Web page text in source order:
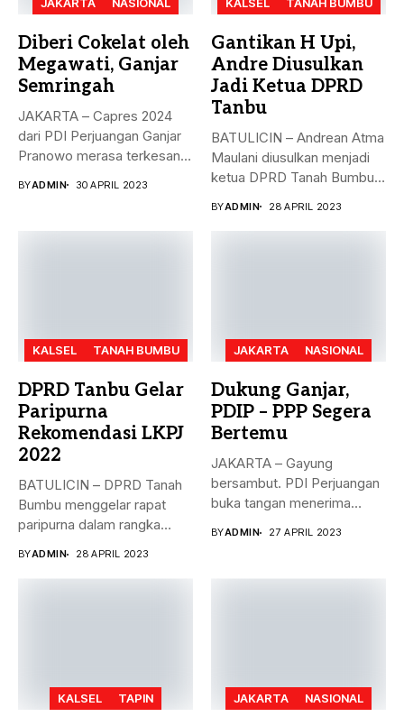
Diberi Cokelat oleh
Megawati, Ganjar
Semringah
JAKARTA – Capres 2024
dari PDI Perjuangan Ganjar
Pranowo merasa terkesan
BYADMIN 30 APRIL 2023
Gantikan H Upi,
Andre Diusulkan
Jadi Ketua DPRD
Tanbu
BATULICIN – Andrean Atma
Maulani diusulkan menjadi
ketua DPRD Tanah Bumbu,
BYADMIN 28 APRIL 2023
KALSEL TANAH BUMBU
DPRD Tanbu Gelar
Paripurna
Rekomendasi LKPJ
2022
BATULICIN – DPRD Tanah
Bumbu menggelar rapat
paripurna dalam rangka
BYADMIN 28 APRIL 2023
JAKARTA NASIONAL
Dukung Ganjar,
PDIP – PPP Segera
Bertemu
JAKARTA – Gayung
bersambut. PDI Perjuangan
buka tangan menerima
BYADMIN 27 APRIL 2023
KALSEL TAPIN JAKARTA NASIONAL